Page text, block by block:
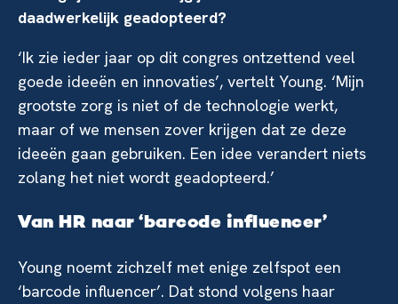
daadwerkelijk geadopteerd?
‘Ik zie ieder jaar op dit congres ontzettend veel
goede ideeën en innovaties’, vertelt Young. ‘Mijn
grootste zorg is niet of de technologie werkt,
maar of we mensen zover krijgen dat ze deze
ideeën gaan gebruiken. Een idee verandert niets
zolang het niet wordt geadopteerd.’
Van HR naar ‘barcode influencer’
Young noemt zichzelf met enige zelfspot een
‘barcode influencer’. Dat stond volgens haar